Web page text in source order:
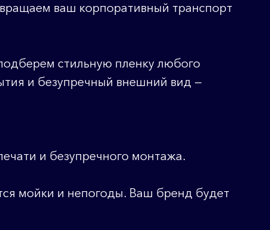
ваш корпоративный транспорт
стильную пленку любого
и безупречный внешний вид —
и безупречного монтажа.
мойки и непогоды. Ваш бренд будет